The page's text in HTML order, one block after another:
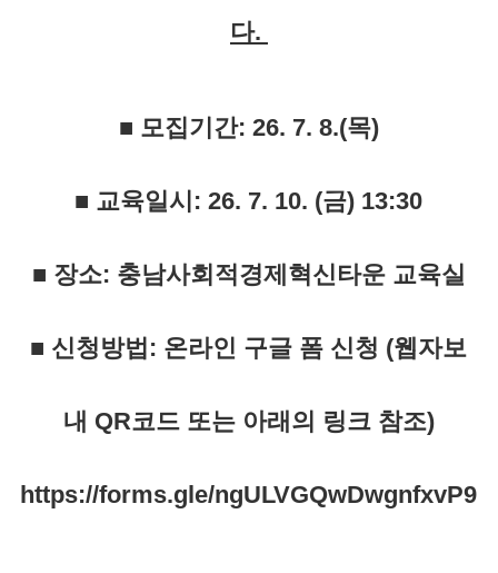
다.
■ 모집기간: 26. 7. 8.(목)
■ 교육일시: 26. 7. 10. (금) 13:30
■ 장소: 충남사회적경제혁신타운 교육실
■ 신청방법: 온라인 구글 폼 신청 (웹자보
내 QR코드 또는 아래의 링크 참조)
https://forms.gle/ngULVGQwDwgnfxvP9